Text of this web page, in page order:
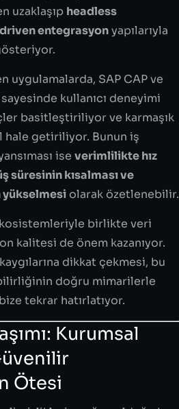
uzaklaşıp headless
entegrasyonyapılarıyla
uygulamalarda, SAP CAP ve
kullanıcı deneyimi
basitleştiriliyor ve karmaşık
hale getiriliyor. Bunun iş
ise verimlilikte hız
süresinin kısalması ve
olarak özetlenebilir.
birlikte veri
kalitesi de önem kazanıyor.
dikkat çekmesi, bu
doğru mimarilerle
tekrar hatırlatıyor.
Kurumsal
Ötesi